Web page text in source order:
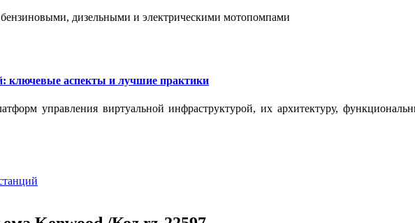
дизельными и электрическими мотопомпами
ключевые аспекты и лучшие практики
управления виртуальной инфраструктурой, их архитектуру,